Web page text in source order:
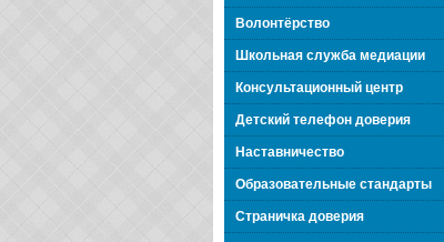
Волонтёрство
Школьная служба медиации
Консультационный центр
Детский телефон доверия
Наставничество
Образовательные стандарты
Страничка доверия